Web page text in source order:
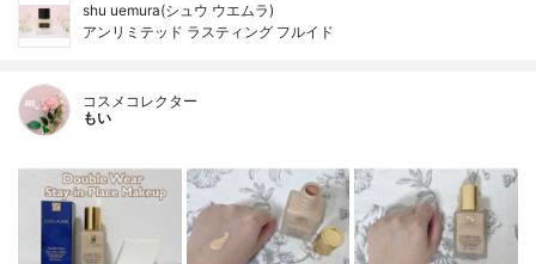
shu uemura(シュウ ウエムラ)
アンリミテッド ラスティング フルイド
コスメコレクター
もい